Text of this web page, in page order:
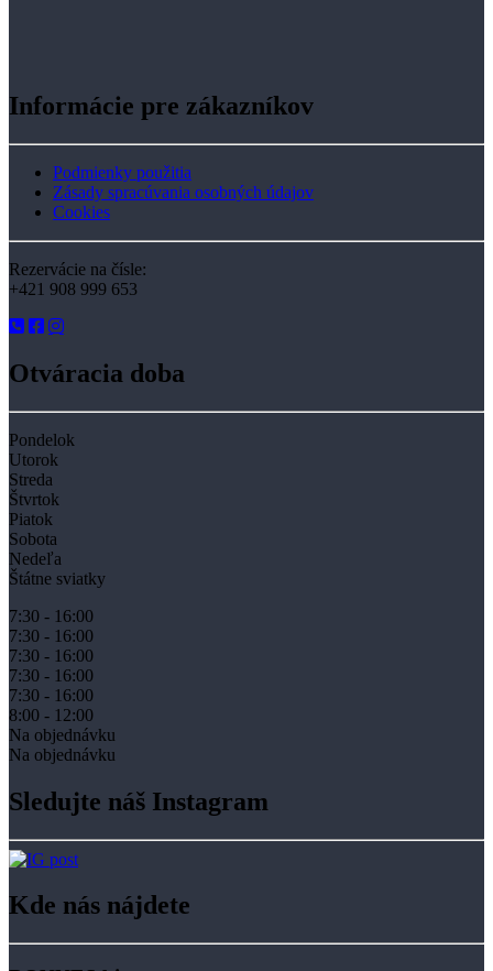
Informácie pre zákazníkov
Podmienky použitia
Zásady spracúvania osobných údajov
Cookies
Rezervácie na čísle:
+421 908 999 653
Otváracia doba
Pondelok
Utorok
Streda
Štvrtok
Piatok
Sobota
Nedeľa
Štátne sviatky
7:30 - 16:00
7:30 - 16:00
7:30 - 16:00
7:30 - 16:00
7:30 - 16:00
8:00 - 12:00
Na objednávku
Na objednávku
Sledujte náš Instagram
Kde nás nájdete